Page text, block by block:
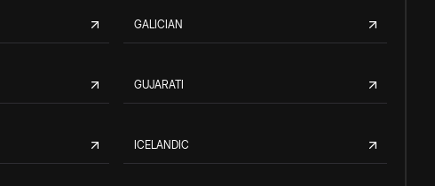
GALICIAN
GUJARATI
ICELANDIC